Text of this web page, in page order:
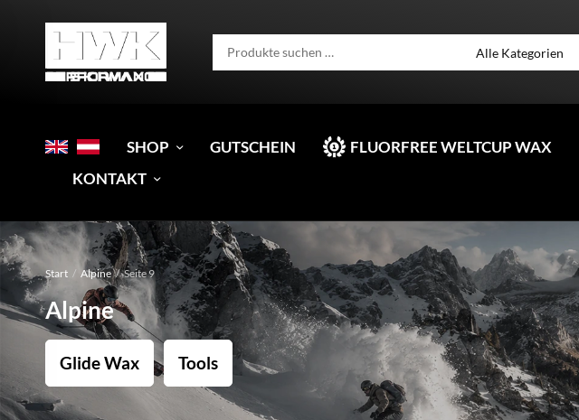
SHOP GUTSCHEIN FLUORFREE WELTCUP WAX
KONTAKT
Start / Alpine / Seite 9
Alpine
Glide Wax Tools